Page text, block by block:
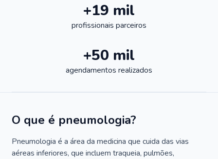
+19 mil
profissionais parceiros
+50 mil
agendamentos realizados
O que é pneumologia?
Pneumologia é a área da medicina que cuida das vias
aéreas inferiores, que incluem traqueia, pulmões,